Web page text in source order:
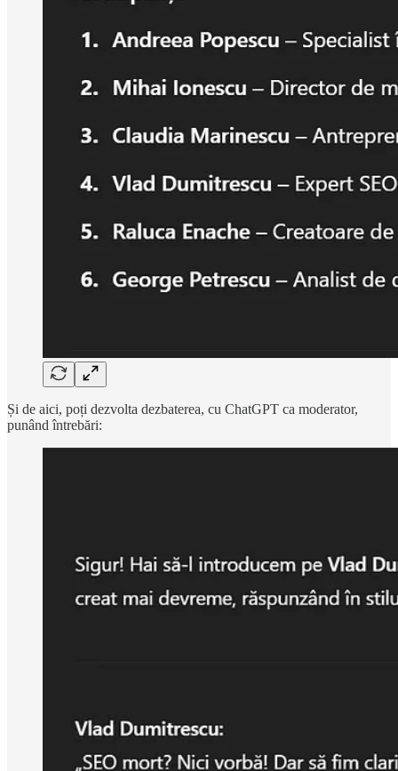
Și de aici, poți dezvolta dezbaterea, cu ChatGPT ca moderator,
punând întrebări: